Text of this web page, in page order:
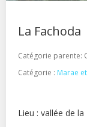
La Fachoda
Catégorie parente:
Catégorie : Marae
Lieu : vallée de la